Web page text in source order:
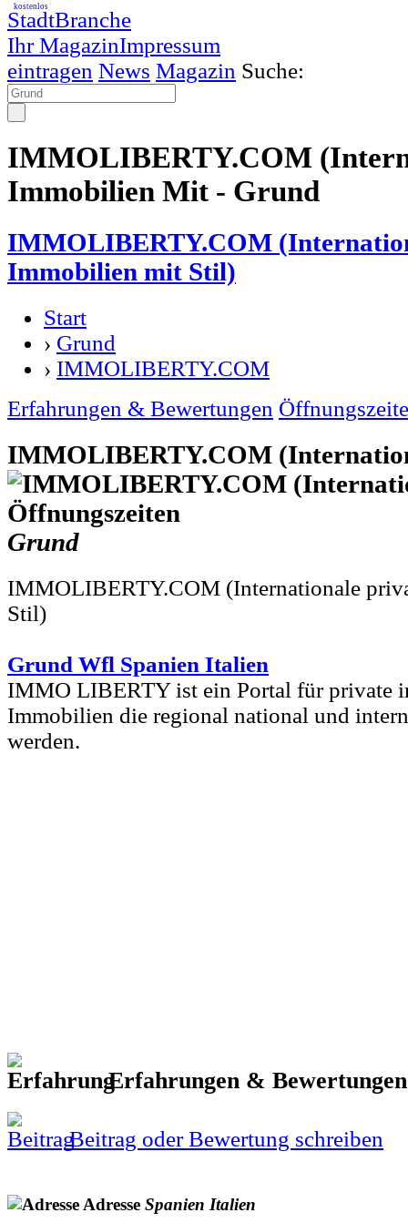
StadtBranche
Ihr MagazinImpressum
kostenlos
eintragen News Magazin Suche:
IMMOLIBERTY.COM
Immobilien Mit - Grund
IMMOLIBERTY.COM
Immobilien mit Stil)
Start
› Grund
› IMMOLIBERTY.COM
Erfahrungen & Bewertungen
IMMOLIBERTY.COM
Grund
IMMOLIBERTY.COM (Internationale
Stil)
Grund Wfl Spanien Italien
IMMO LIBERTY ist ein Portal für private
Immobilien die regional national und
werden.
Erfahrungen &
Beitrag oder Bewertung schreiben
Adresse Spanien Italien